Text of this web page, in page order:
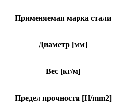
Применяемая марка стали
Диаметр [мм]
Вес [кг/м]
Предел прочности [H/mm2]